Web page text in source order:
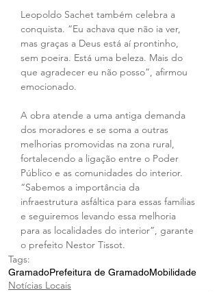
Leopoldo Sachet também celebra a
conquista. “Eu achava que não ia ver,
mas graças a Deus está aí prontinho,
sem poeira. Está uma beleza. Mais do
que agradecer eu não posso”, afirmou
emocionado.
A obra atende a uma antiga demanda
dos moradores e se soma a outras
melhorias promovidas na zona rural,
fortalecendo a ligação entre o Poder
Público e as comunidades do interior.
“Sabemos a importância da
infraestrutura asfáltica para essas famílias
e seguiremos levando essa melhoria
para as localidades do interior”, garante
o prefeito Nestor Tissot.
Tags:
GramadoPrefeitura de GramadoMobilidade
Notícias Locais